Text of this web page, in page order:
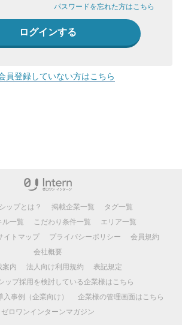
パスワードを忘れた方はこちら
員登録していない方はこちら
ップとは？ 掲載企業一覧
タグ一覧
ル一覧
こだわり条件一覧
エリア一覧
イトマップ プライバシーポリシー
会員規約
会社概要
案内
法人向け利用規約
表記規定
ップ採用を検討している企業様はこちら
事例（企業向け）
企業様の管理画面はこちら
ゼロワンインターンマガジン